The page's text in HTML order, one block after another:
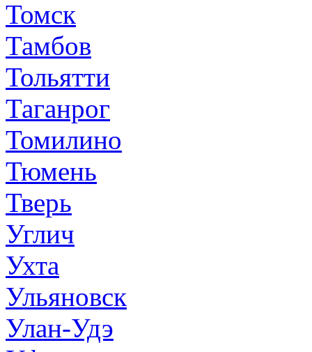
Томск
Тамбов
Тольятти
Таганрог
Томилино
Тюмень
Тверь
Углич
Ухта
Ульяновск
Улан-Удэ